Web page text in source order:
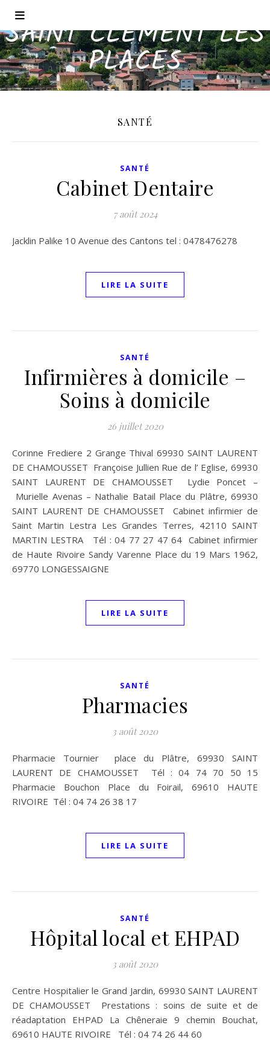
SAINT CLÉMENT LES
PLACES
SANTÉ
SANTÉ
Cabinet Dentaire
7 août 2024
Jacklin Palike 10 Avenue des Cantons tel : 0478476278
LIRE LA SUITE
SANTÉ
Infirmières à domicile –
Soins à domicile
26 juillet 2020
Corinne Frediere 2 Grange Thival 69930 SAINT LAURENT
DE CHAMOUSSET Françoise Jullien Rue de l’ Eglise, 69930
SAINT LAURENT DE CHAMOUSSET Lydie Poncet –
Murielle Avenas – Nathalie Batail Place du Plâtre, 69930
SAINT LAURENT DE CHAMOUSSET Cabinet infirmier de
Saint Martin Lestra Les Grandes Terres, 42110 SAINT
MARTIN LESTRA Tél : 04 77 27 47 64 Cabinet infirmier
de Haute Rivoire Sandy Varenne Place du 19 Mars 1962,
69770 LONGESSAIGNE
LIRE LA SUITE
SANTÉ
Pharmacies
3 août 2020
Pharmacie Tournier place du Plâtre, 69930 SAINT
LAURENT DE CHAMOUSSET Tél : 04 74 70 50 15
Pharmacie Bouchon Place du Foirail, 69610 HAUTE
RIVOIRE Tél : 04 74 26 38 17
LIRE LA SUITE
SANTÉ
Hôpital local et EHPAD
3 août 2020
Centre Hospitalier le Grand Jardin, 69930 SAINT LAURENT
DE CHAMOUSSET Prestations : soins de suite et de
réadaptation EHPAD La Chêneraie 9 chemin Bouchat,
69610 HAUTE RIVOIRE Tél : 04 74 26 44 60